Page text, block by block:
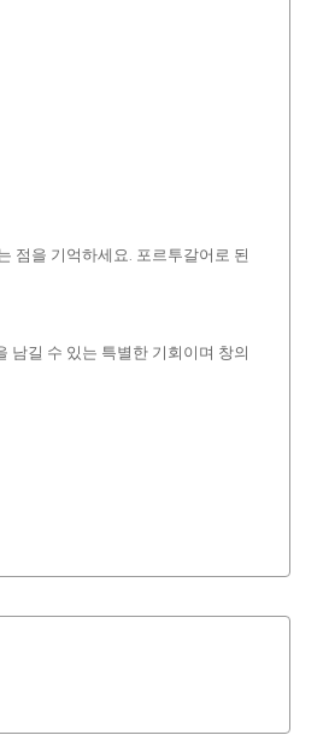
점을 기억하세요. 포르투갈어로 된
남길 수 있는 특별한 기회이며 창의